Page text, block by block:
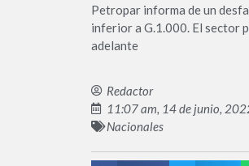
Petropar informa de un
inferior a G.1.000. El sector
adelante
Redactor
11:07 am, 14 de junio,
Nacionales